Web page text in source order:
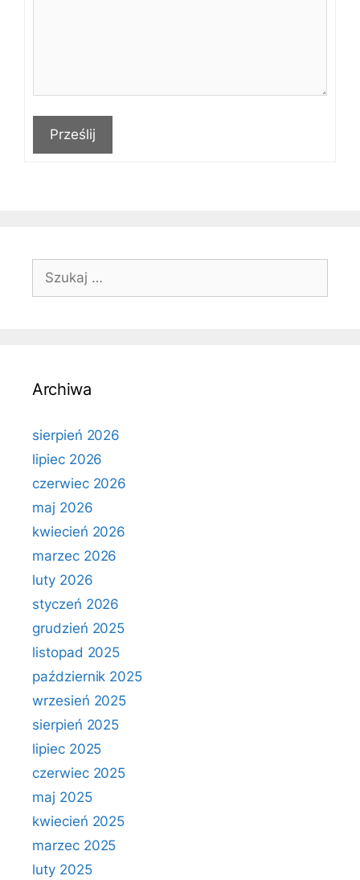
Prześlij
Szukaj:
Archiwa
sierpień 2026
lipiec 2026
czerwiec 2026
maj 2026
kwiecień 2026
marzec 2026
luty 2026
styczeń 2026
grudzień 2025
listopad 2025
październik 2025
wrzesień 2025
sierpień 2025
lipiec 2025
czerwiec 2025
maj 2025
kwiecień 2025
marzec 2025
luty 2025